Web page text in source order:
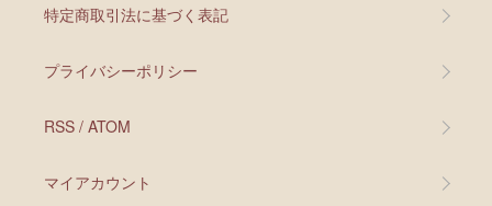
特定商取引法に基づく表記
プライバシーポリシー
RSS / ATOM
マイアカウント